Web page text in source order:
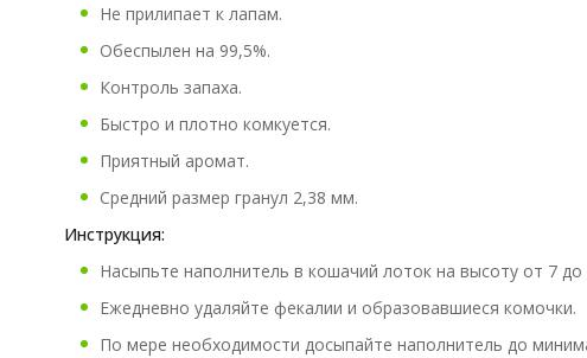
Не прилипает к лапам.
Обеспылен на 99,5%.
Контроль запаха.
Быстро и плотно комкуется.
Приятный аромат.
Средний размер гранул 2,38 мм.
Инструкция:
Насыпьте наполнитель в кошачий лоток на высоту от 7 до
Ежедневно удаляйте фекалии и образовавшиеся комочки.
По мере необходимости досыпайте наполнитель до